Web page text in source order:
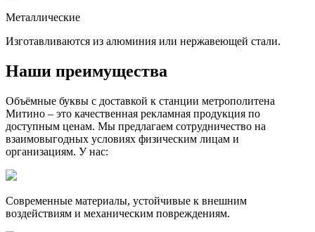
Металлические
Изготавливаются из алюминия или нержавеющей стали.
Наши преимущества
Объёмные буквы с доставкой к станции метрополитена
Митино – это качественная рекламная продукция по
доступным ценам. Мы предлагаем сотрудничество на
взаимовыгодных условиях физическим лицам и
организациям. У нас:
Современные материалы, устойчивые к внешним
воздействиям и механическим повреждениям.